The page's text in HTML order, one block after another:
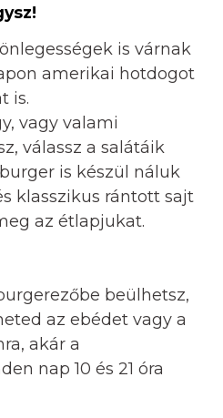
is várnak
amerikai hotdogot
is.
vagy valami
válassz a salátáik
is készül náluk
klasszikus rántott sajt
az étlapjukat.
beülhetsz,
az ebédet vagy a
akár a
nap 10 és 21 óra